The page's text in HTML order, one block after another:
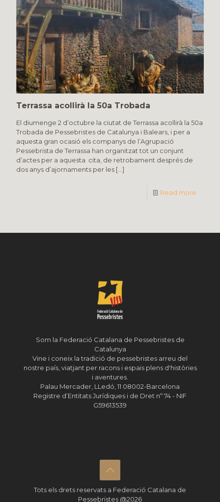
Terrassa acollirà la 50a Trobada
El diumenge 2 d’octubre la ciutat de Terrassa acollirà la 50a
Trobada de Pessebristes de Catalunya i Balears, i per a
aquesta gran ocasió els companys de l’Agrupació
Pessebrista de Terrassa han organitzat tot un conjunt
d’actes per a aquesta cita, de retrobament després de
dos anys d’ajornaments per les […]
Read more
Som la Federació Catalana de Pessebristes de
Catalunya
Vine i coneix la tradició de pessebristes arreu del
nostre país, viatjant per racons i espais plens d'històries
i aventures.
Palau Mercader, LLedó, 11 08002-Barcelona
Registre d’Entitats Jurídiques i de Dret nº 74 - NIF
G59613539
Tots els drets reservats a Federació Catalana de
Pessebristes @2026